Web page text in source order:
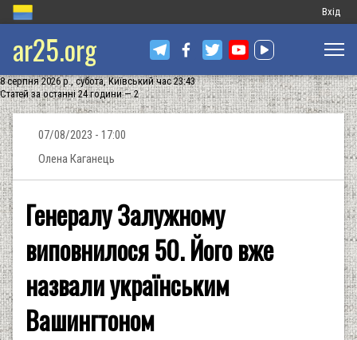
Меню
запису
Вхід
ar25.org
8 серпня 2026 р., субота, Київський час 23:43
Статей за останні 24 години — 2
07/08/2023 - 17:00
Олена Каганець
Генералу Залужному
виповнилося 50. Його вже
назвали українським
Вашингтоном